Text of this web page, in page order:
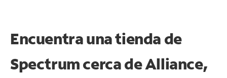
Encuentra una tienda de
Spectrumcerca de Alliance,